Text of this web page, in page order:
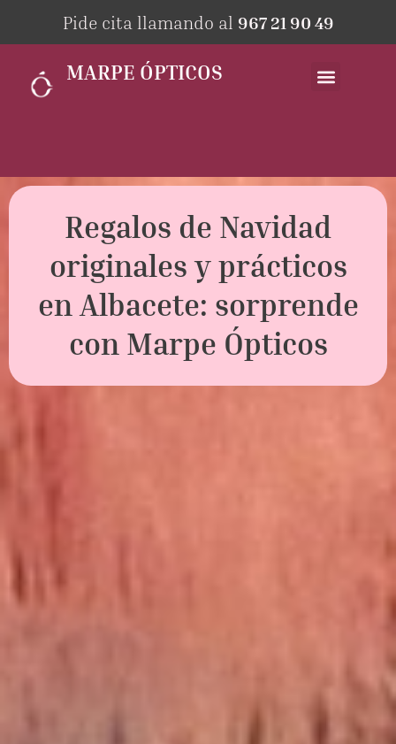
Pide cita llamando al 967 21 90 49
MARPE ÓPTICOS
Regalos de Navidad
originales y prácticos
en Albacete: sorprende
con Marpe Ópticos